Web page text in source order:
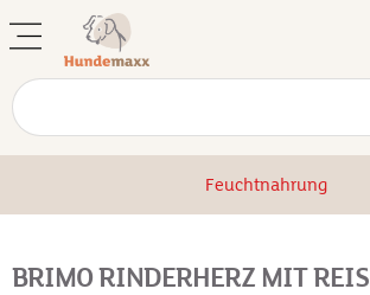
Feuchtnahrung
BRIMO RINDERHERZ MIT REIS